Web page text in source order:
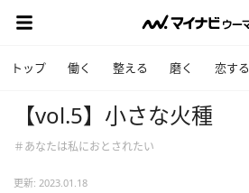
トップ 働く 整える 磨く 恋する
【vol.5】小さな火種
＃あなたは私におとされたい
更新: 2023.01.18